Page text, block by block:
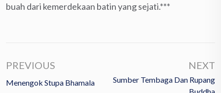
buah dari kemerdekaan batin yang sejati.***
PREVIOUS
Menengok Stupa Bhamala
NEXT
Sumber Tembaga Dan Rupang